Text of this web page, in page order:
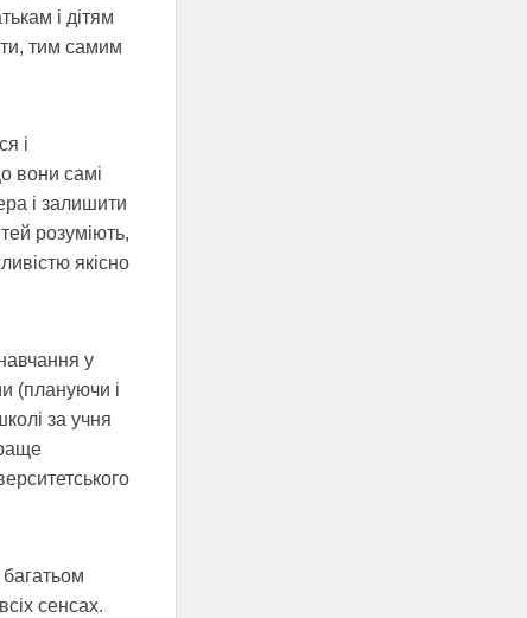
і дітям
тим самим
і
вони самі
і залишити
розуміють,
якісно
у
(плануючи і
за учня
сенсах.